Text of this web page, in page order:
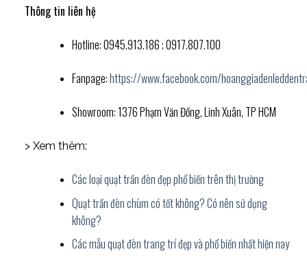
Thông tin liên hệ
Hotline: 0945.913.186 ; 0917.807.100
Fanpage:https://www.facebook.com/
Showroom: 1376 Phạm Văn Đồng, Linh Xuân, TP HCM
> Xem thêm:
Các loại quạt trần đèn đẹp phổ biến trên thị trường
Quạt trần đèn chùm có tốt không? Có nên sử dụng
không?
Các mẫu quạt đèn trang trí đẹp và phổ biến nhất hiện nay